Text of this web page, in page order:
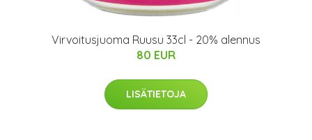
Virvoitusjuoma Ruusu 33cl - 20% alennus
80 EUR
LISÄTIETOJA